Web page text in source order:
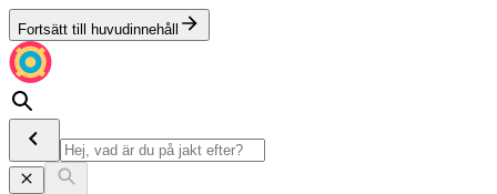
Fortsätt till huvudinnehåll